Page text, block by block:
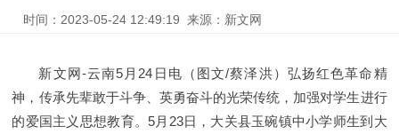
时间：2023-05-24 12:49:19 来源：新文网
新文网-云南5月24日电（图文/蔡泽洪）弘扬红色革命精
神，传承先辈敢于斗争、英勇奋斗的光荣传统，加强对学生进行
的爱国主义思想教育。5月23日，大关县玉碗镇中小学师生到大